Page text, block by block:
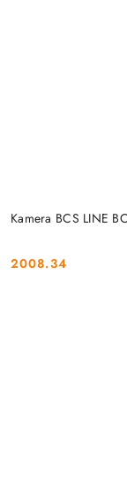
Kamera BCS LINE
Cena:
2008.34